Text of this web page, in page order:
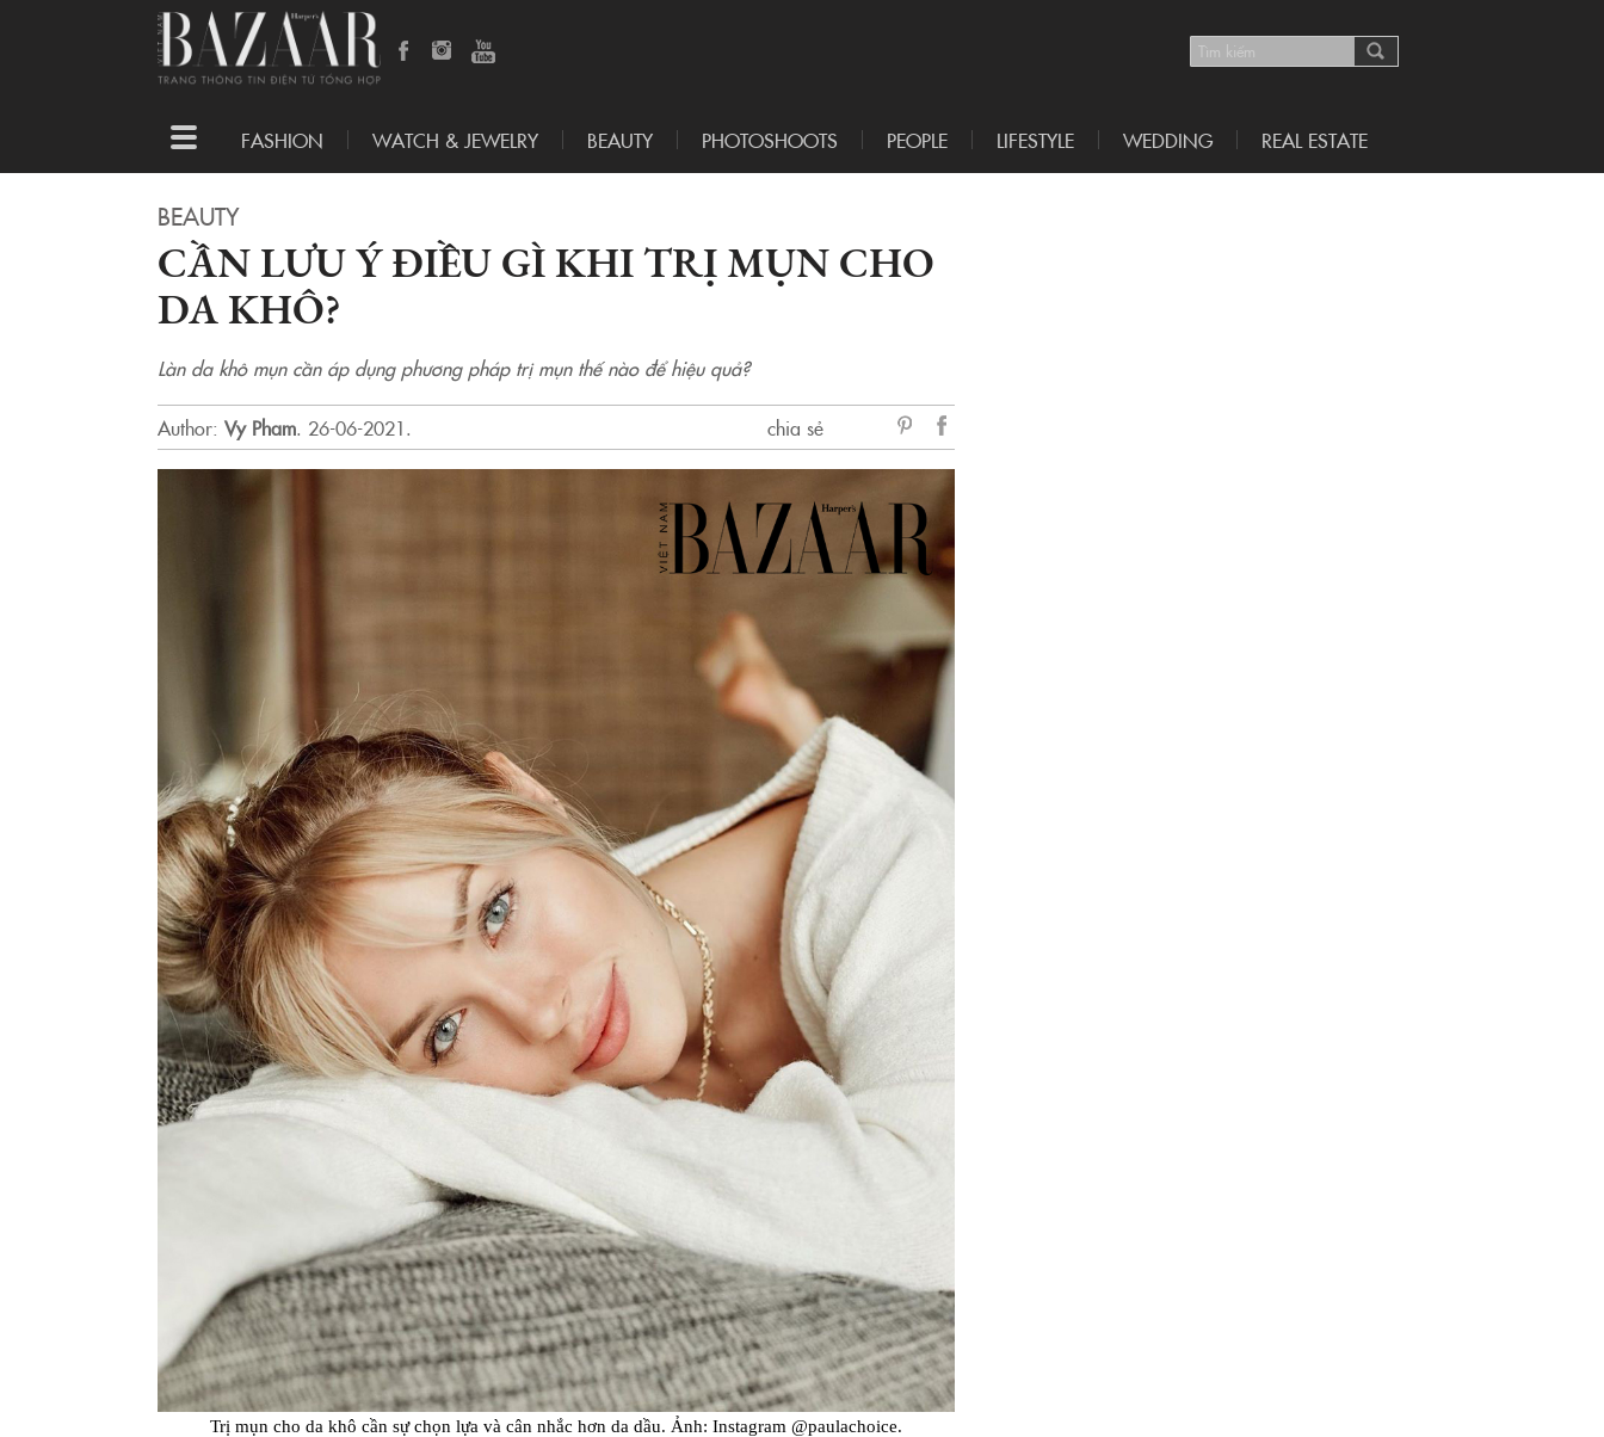
Toggle
navigation
FASHION WATCH & JEWELRY BEAUTY PHOTOSHOOTS PEOPLE LIFESTYLE WEDDING REAL ESTATE
BEAUTY
CẦN LƯU Ý ĐIỀU GÌ KHI TRỊ MỤN CHO
DA KHÔ?
Làn da khô mụn cần áp dụng phương pháp trị mụn thế nào để hiệu quả?
Author: Vy Pham. 26-06-2021.
chia sẻ
Facebook
Trị mụn cho da khô cần sự chọn lựa và cân nhắc hơn da dầu. Ảnh: Instagram @paulachoice.